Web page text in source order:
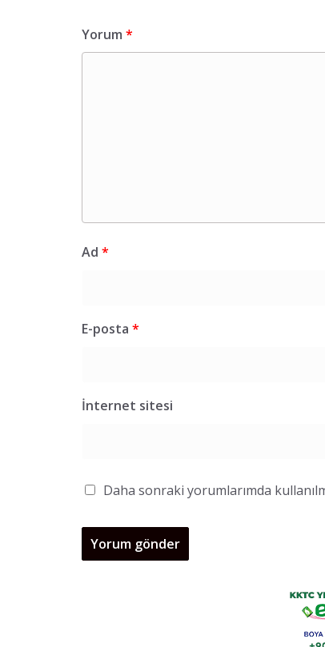
Yorum *
Ad *
E-posta *
İnternet sitesi
Daha sonraki yorumlarımda